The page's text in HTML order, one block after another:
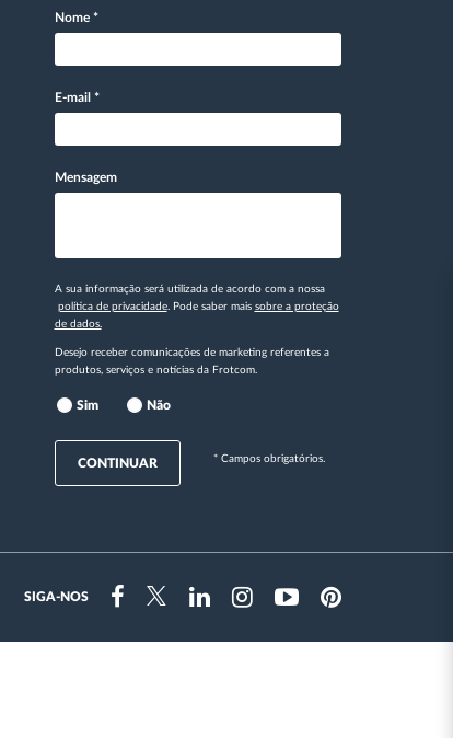
Nome *
E-mail *
Mensagem
A sua informação será utilizada de acordo com a nossa
política de privacidade. Pode saber mais sobre a proteção
de dados.
Desejo receber comunicações de marketing referentes a
produtos, serviços e notícias da Frotcom.
Sim Não
CONTINUAR * Campos obrigatórios.
SIGA-NOS
FacebookTwitterLinkedinInstragramYoutubePinterest